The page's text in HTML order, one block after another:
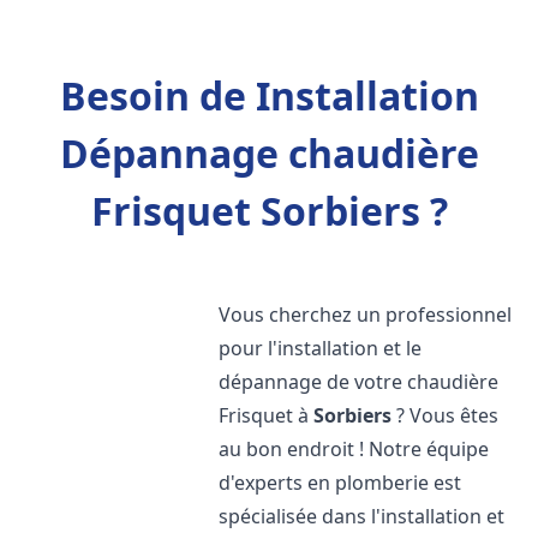
Besoin de Installation
Dépannage chaudière
Frisquet Sorbiers ?
Vous cherchez un professionnel
pour l'installation et le
dépannage de votre chaudière
Frisquet àSorbiers? Vous êtes
au bon endroit ! Notre équipe
d'experts en plomberie est
spécialisée dans l'installation et